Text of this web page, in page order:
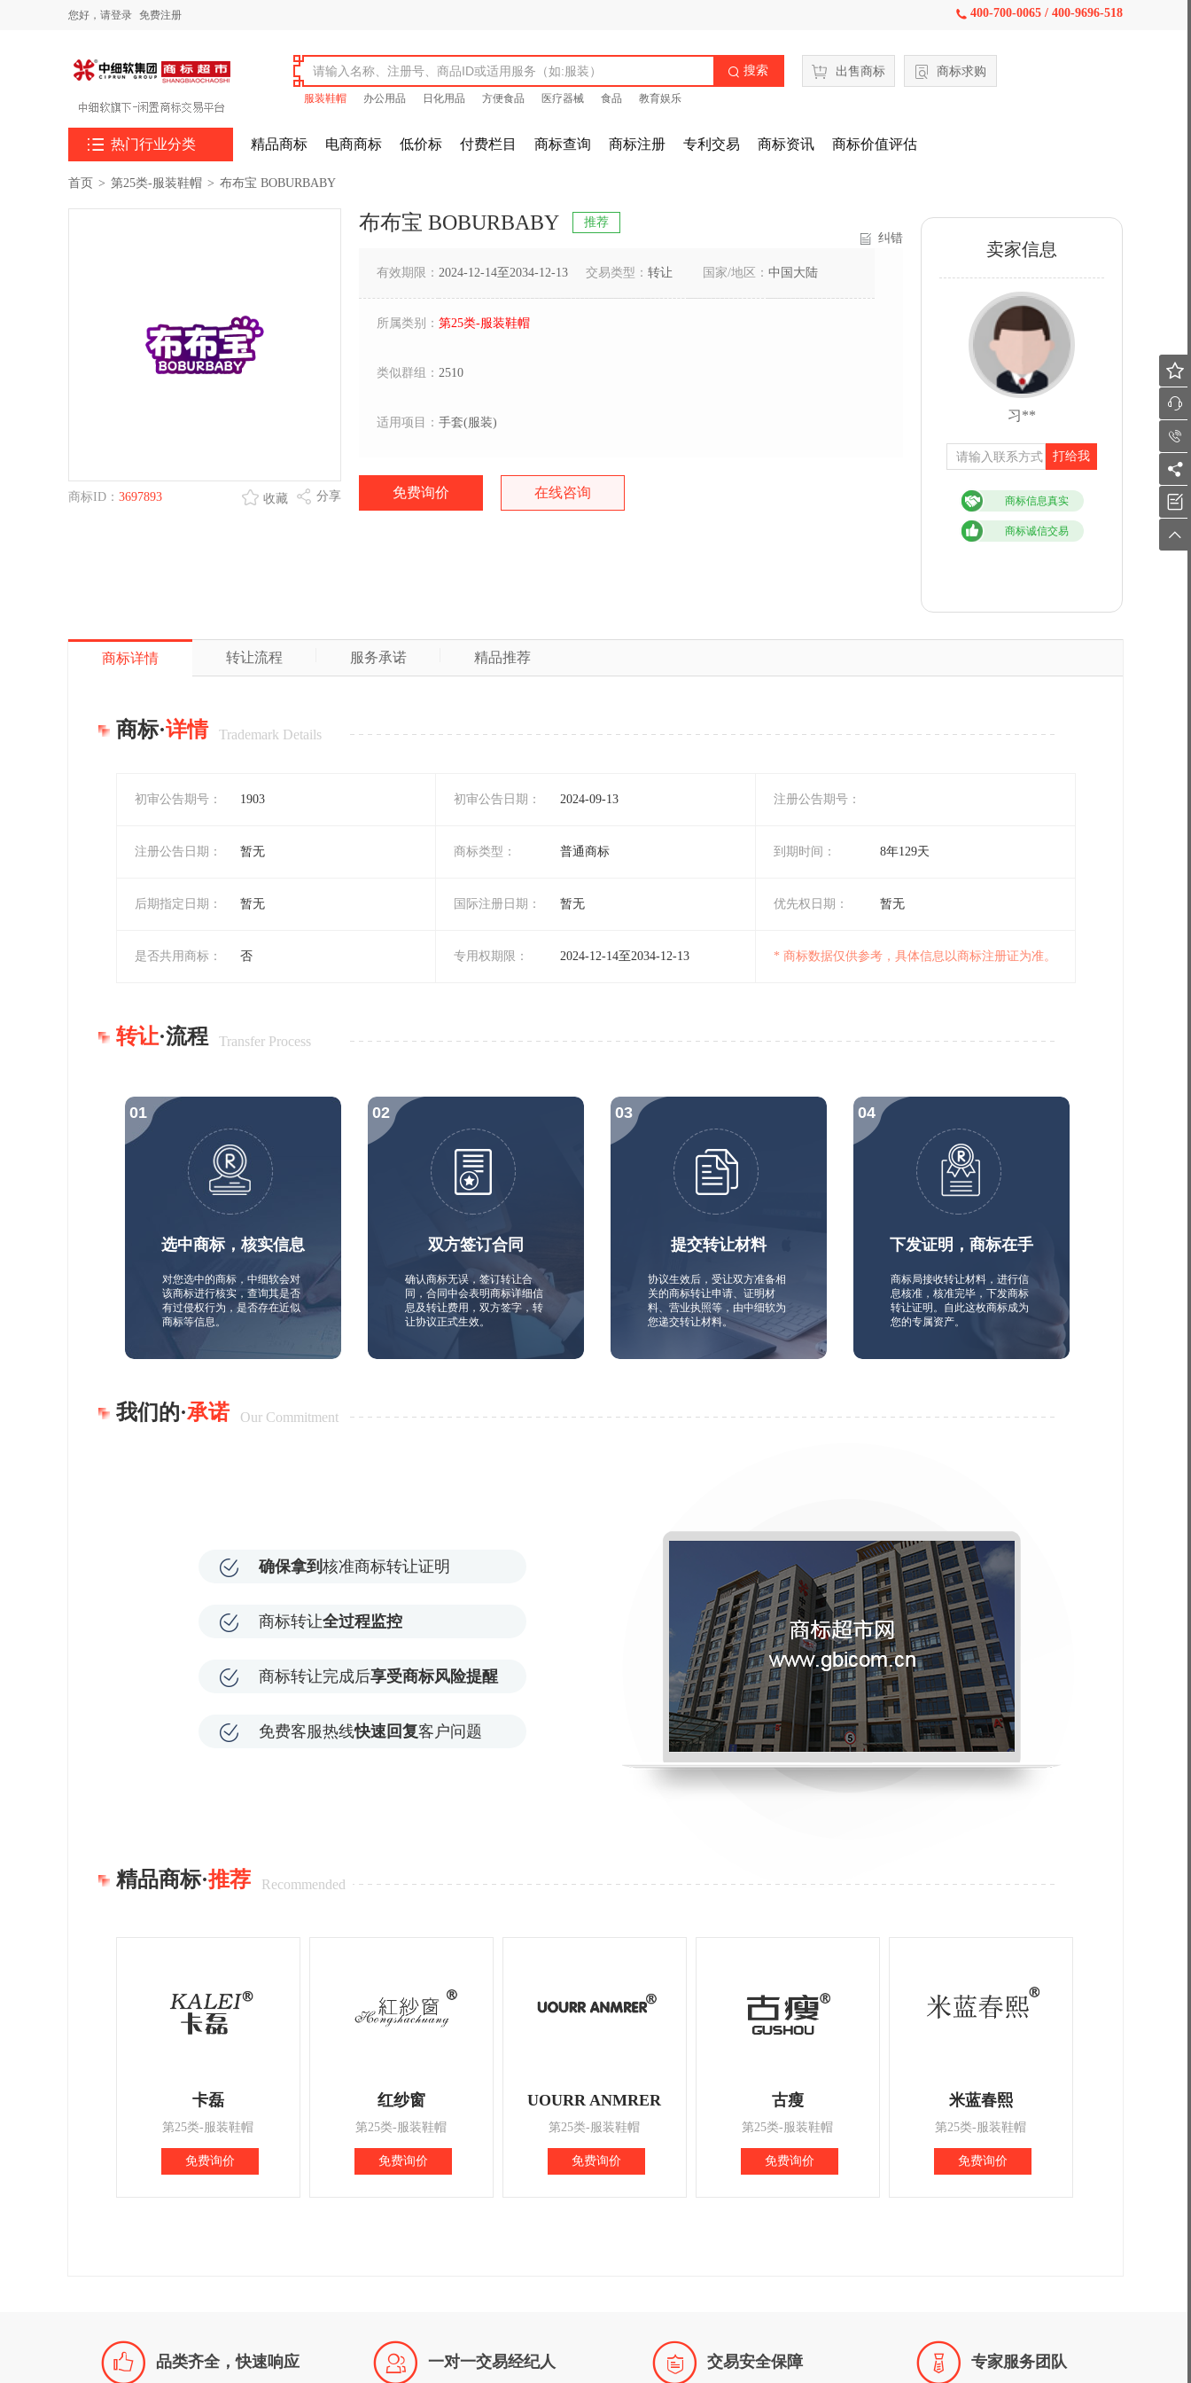
您好， 请登录 免费注册  400-700-0065 / 400-9696-518
 搜索
服装鞋帽 办公用品 日化用品 方便食品 医疗器械 食品 教育娱乐
出售商标 商标求购
 热门行业分类 精品商标 电商商标 低价标 付费栏目 商标查询 商标注册 专利交易 商标资讯 商标价值评估
首页 > 第25类-服装鞋帽 > 布布宝 BOBURBABY
商标ID： 3697893 分享
收藏
布布宝 BOBURBABY
推荐
纠错
有效期限： 2024-12-14至2034-12-13 交易类型： 转让 国家/地区： 中国大陆
所属类别： 第25类-服装鞋帽
类似群组： 2510
适用项目： 手套(服装)
免费询价 在线咨询
卖家信息
习**
打给我
商标信息真实
商标诚信交易
商标详情 转让流程 服务承诺 精品推荐
商标·详情 Trademark Details
初审公告期号： 1903 初审公告日期： 2024-09-13 注册公告期号：
注册公告日期： 暂无 商标类型： 普通商标 到期时间： 8年129天
后期指定日期： 暂无 国际注册日期： 暂无 优先权日期： 暂无
是否共用商标： 否 专用权期限： 2024-12-14至2034-12-13 * 商标数据仅供参考，具体信息以商标注册证为准。
转让·流程 Transfer Process
选中商标，核实信息
对您选中的商标，中细软会对
该商标进行核实，查询其是否
有过侵权行为，是否存在近似
商标等信息。
双方签订合同
确认商标无误，签订转让合
同，合同中会表明商标详细信
息及转让费用，双方签字，转
让协议正式生效。
提交转让材料
协议生效后，受让双方准备相
关的商标转让申请、证明材
料、营业执照等，由中细软为
您递交转让材料。
下发证明，商标在手
商标局接收转让材料，进行信
息核准，核准完毕，下发商标
转让证明。自此这枚商标成为
您的专属资产。
我们的·承诺 Our Commitment
确保拿到 核准商标转让证明
商标转让全过程监控
商标转让完成后享受商标风险提醒
免费客服热线快速回复客户问题
精品商标·推荐 Recommended
卡磊
第25类-服装鞋帽
免费询价
红纱窗
第25类-服装鞋帽
免费询价
UOURR ANMRER
第25类-服装鞋帽
免费询价
古瘦
第25类-服装鞋帽
免费询价
米蓝春熙
第25类-服装鞋帽
免费询价
 品类齐全，快速响应  一对一交易经纪人  交易安全保障  专家服务团队





